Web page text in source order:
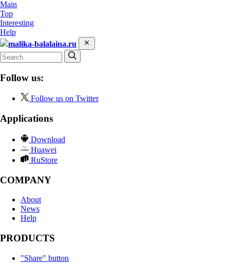
Main
Top
Interesting
Help
malika-balalaina.ru
Follow us:
Follow us on Twitter
Applications
Download
Huawei
RuStore
COMPANY
About
News
Help
PRODUCTS
"Share" button